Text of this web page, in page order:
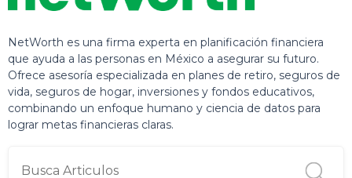
NetWorth es una firma experta en planificación financiera
que ayuda a las personas en México a asegurar su futuro.
Ofrece asesoría especializada en planes de retiro, seguros de
vida, seguros de hogar, inversiones y fondos educativos,
combinando un enfoque humano y ciencia de datos para
lograr metas financieras claras.